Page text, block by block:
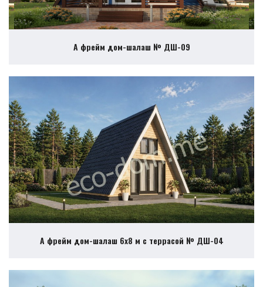
А фрейм дом-шалаш № ДШ-09
А фрейм дом-шалаш 6х8 м с террасой № ДШ-04